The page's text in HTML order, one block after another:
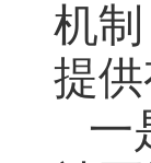
机
提供
一